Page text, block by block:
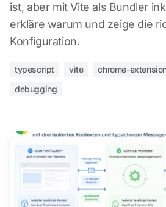
ist, aber mit Vite als Bundler
erkläre warum und zeige die
Konfiguration.
typescript vite chrome-
debugging